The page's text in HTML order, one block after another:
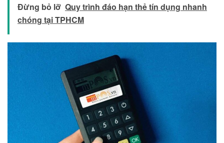
Đừng bỏ lỡ Quy trình đáo hạn thẻ tín dụng nhanh
chóng tại TPHCM